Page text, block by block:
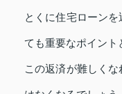
とくに住宅ローン
ても重要なポイント
この返済が難しく